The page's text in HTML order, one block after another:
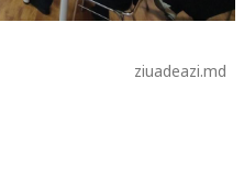
ziuadeazi.md